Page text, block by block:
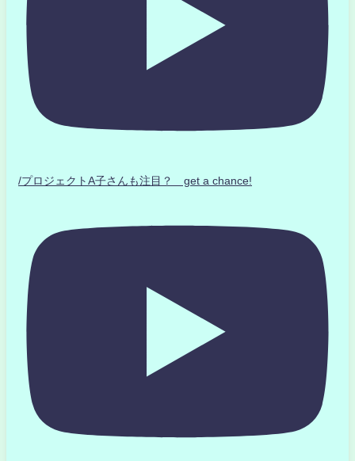
/プロジェクトA子さんも注目？ get a chance!